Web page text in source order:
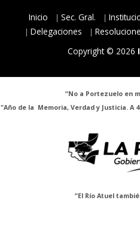
Inicio Sec. Gral.
Delegaciones
Copyright © 2026
“No a Portezuelo en
"Año de la Memoria, Verdad y Justicia. A
“El Río Atuel